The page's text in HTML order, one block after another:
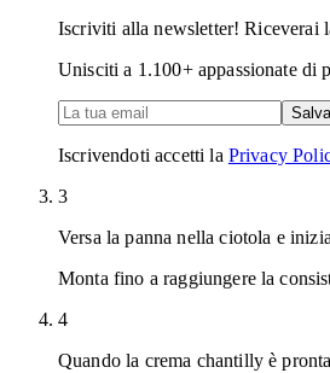
Iscriviti alla newsletter! Riceverai
Unisciti a 1.100+ appassionate di
Iscrivendoti accetti la Privacy
3
Versa la panna nella ciotola e
Monta fino a raggiungere la
4
Quando la crema chantilly è